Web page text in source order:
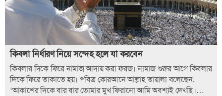
কিবলা নির্ধারণ নিয়ে সন্দেহ হলে যা করবেন
কিবলার দিকে ফিরে নামাজ আদায় করা ফরজ। নামাজ শুরুর আগে কিবলার
দিকে ফিরে তাকাতে হয়। পবিত্র কোরআনে আল্লাহ তায়ালা বলেছেন,
‘আকাশের দিকে বার বার তোমার মুখ ফিরানো আমি অবশ্যই দেখছি।